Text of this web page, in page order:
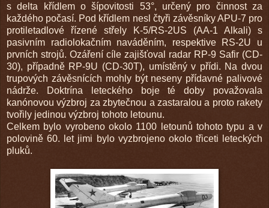
s delta křídlem o šípovitosti 53°, určený pro činnost za
každého počasí. Pod křídlem nesl čtyři závěsníky APU-7 pro
protiletadlové řízené střely K-5/RS-2US (AA-1 Alkali) s
pasivním radiolokačním naváděním, respektive RS-2U u
prvních strojů. Ozáření cíle zajišťoval radar RP-9 Safir (CD-
30), případně RP-9U (CD-30T), umístěný v přídi. Na dvou
trupových závěsnících mohly být neseny přídavné palivové
nádrže. Doktrína leteckého boje té doby považovala
kanónovou výzbroj za zbytečnou a zastaralou a proto rakety
tvořily jedinou výzbroj tohoto letounu.
Celkem bylo vyrobeno okolo 1100 letounů tohoto typu a v
polovině 60. let jimi bylo vyzbrojeno okolo třiceti leteckých
pluků.